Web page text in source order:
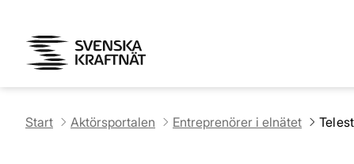
Start Aktörsportalen Entreprenörer i elnätet